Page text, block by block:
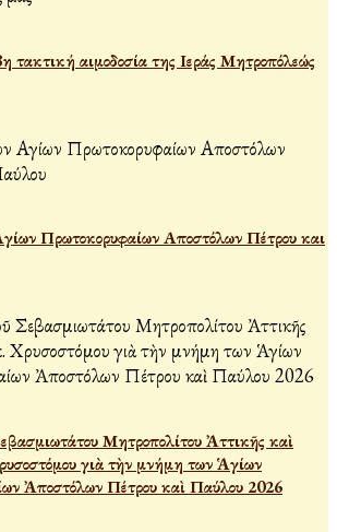
τακτική αιμοδοσία της Ιεράς Μητροπόλεώς
Πρωτοκορυφαίων Αποστόλων Πέτρου και
Μητροπολίτου Ἀττικῆς καὶ
γιὰ τὴν μνήμη των Ἁγίων
Ἀποστόλων Πέτρου καὶ Παύλου 2026